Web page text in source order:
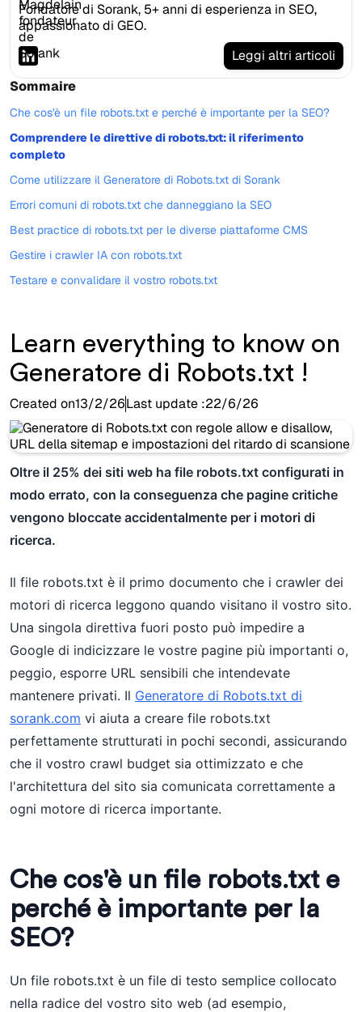
Fondatore di Sorank, 5+ anni di esperienza in SEO,
appassionato di GEO.
Leggi altri articoli
Sommaire
Che cos'è un file robots.txt e perché è importante per la SEO?
Comprendere le direttive di robots.txt: il riferimento
completo
Come utilizzare il Generatore di Robots.txt di Sorank
Errori comuni di robots.txt che danneggiano la SEO
Best practice di robots.txt per le diverse piattaforme CMS
Gestire i crawler IA con robots.txt
Testare e convalidare il vostro robots.txt
Learn everything to know on
Generatore di Robots.txt !
Created on13/2/26Last update :22/6/26
Oltre il 25% dei siti web ha file robots.txt configurati in
modo errato, con la conseguenza che pagine critiche
vengono bloccate accidentalmente per i motori di
ricerca.
Il file robots.txt è il primo documento che i crawler dei
motori di ricerca leggono quando visitano il vostro sito.
Una singola direttiva fuori posto può impedire a
Google di indicizzare le vostre pagine più importanti o,
peggio, esporre URL sensibili che intendevate
mantenere privati. Il Generatore di Robots.txt di
sorank.com vi aiuta a creare file robots.txt
perfettamente strutturati in pochi secondi, assicurando
che il vostro crawl budget sia ottimizzato e che
l'architettura del sito sia comunicata correttamente a
ogni motore di ricerca importante.
Che cos'è un file robots.txt e
perché è importante per la
SEO?
Un file robots.txt è un file di testo semplice collocato
nella radice del vostro sito web (ad esempio,